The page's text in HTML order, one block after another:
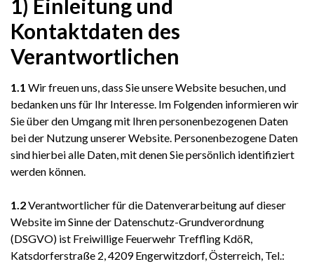
1) Einleitung und
Kontaktdaten des
Verantwortlichen
1.1 Wir freuen uns, dass Sie unsere Website besuchen, und
bedanken uns für Ihr Interesse. Im Folgenden informieren wir
Sie über den Umgang mit Ihren personenbezogenen Daten
bei der Nutzung unserer Website. Personenbezogene Daten
sind hierbei alle Daten, mit denen Sie persönlich identifiziert
werden können.
1.2Verantwortlicher für die Datenverarbeitung auf dieser
Website im Sinne der Datenschutz-Grundverordnung
(DSGVO) ist Freiwillige Feuerwehr Treffling KdöR,
Katsdorferstraße 2, 4209 Engerwitzdorf, Österreich, Tel.: